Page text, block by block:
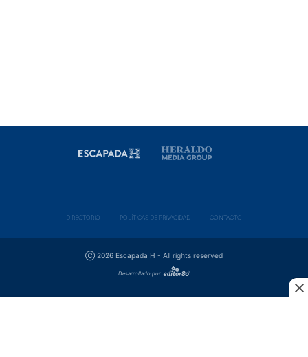
DIRECTORIO POLÍ­TICAS DE PRIVACIDAD CONTACTO
Ⓒ 2026 Escapada H - All rights reserved
Desarrollado por